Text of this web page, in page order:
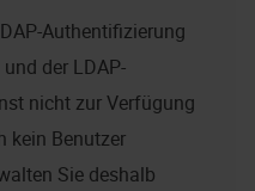
Authentifizierung
der LDAP-
nicht zur Verfügung
kein Benutzer
Sie deshalb